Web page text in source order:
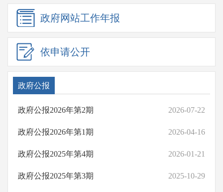
收费项目
政府采购
重大项目
重点领域信息公开
应急管理
监督检查情况
招考信息
桃源县基层政务公开
政府网站工作年报
依申请公开
政府公报
政府公报2026年第2期 2026-07-22
政府公报2026年第1期 2026-04-16
政府公报2025年第4期 2026-01-21
政府公报2025年第3期 2025-10-29